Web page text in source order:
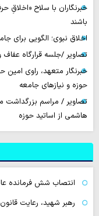
خبرنگاران با سلاح «اخلاقِ
باشند
اخلاق نبوی؛ الگویی برای
تصاویر /جلسه قرارگاه
خبرنگار متعهد، راوی
حوزه و نیازهای جامعه
تصاویر / مراسم بزرگداشت
هاشمی از اساتید حوزه
انتصاب شش فرمانده
رهبر شهید، رعایت